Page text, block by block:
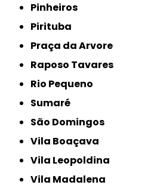
Pinheiros
Pirituba
Praça da Arvore
Raposo Tavares
Rio Pequeno
Sumaré
São Domingos
Vila Boaçava
Vila Leopoldina
Vila Madalena